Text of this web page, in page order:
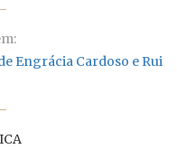
Engrácia Cardoso e Rui